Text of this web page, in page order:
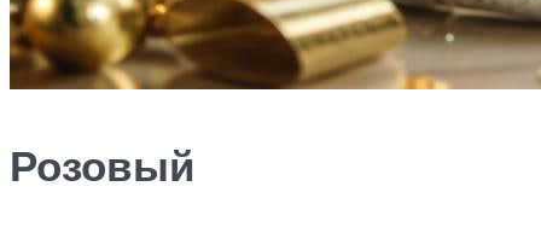
Розовый